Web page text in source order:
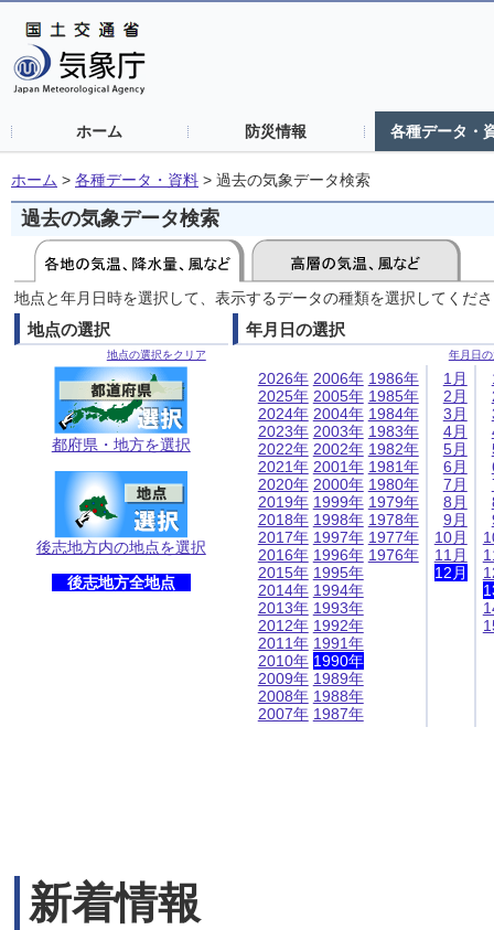
ホーム 防災情報 各種データ・
ホーム > 各種データ・資料 > 過去の気象データ検索
過去の気象データ検索
地点と年月日時を選択して、表示するデータの種類を選択してくだ
地点の選択
地点の選択をクリア
都府県・地方を選択
後志地方内の地点を選択
後志地方全地点
年月日の選択
年月日
2026年
2025年
2024年
2023年
2022年
2021年
2020年
2019年
2018年
2017年
2016年
2015年
2014年
2013年
2012年
2011年
2010年
2009年
2008年
2007年
2006年
2005年
2004年
2003年
2002年
2001年
2000年
1999年
1998年
1997年
1996年
1995年
1994年
1993年
1992年
1991年
1990年
1989年
1988年
1987年
1986年
1985年
1984年
1983年
1982年
1981年
1980年
1979年
1978年
1977年
1976年
1月
2月
3月
4月
5月
6月
7月
8月
9月
10月
11月
12月
新着情報